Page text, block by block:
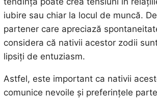
iubire sau chiar la locul de muncă.
partener care apreciază
considera că nativii acestor zodii
lipsiți de entuziasm.
Astfel, este important ca nativii
comunice nevoile și preferințele